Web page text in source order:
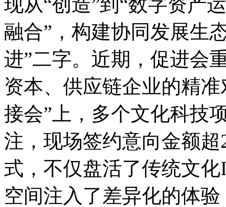
融合”，构建协同发展生
进”二字。近期，促进会
资本、供应链企业的精
接会”上，多个文化科技
注，现场签约意向金额
式，不仅盘活了传统文
空间注入了差异化的体